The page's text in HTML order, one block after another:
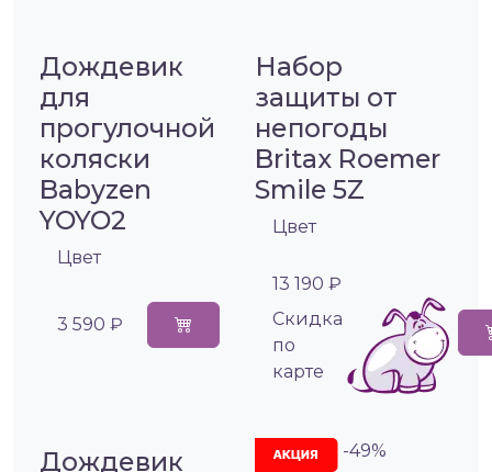
Дождевик
для
прогулочной
коляски
Babyzen
YOYO2
Цвет
3 590 ₽
Набор
защиты от
непогоды
Britax Roemer
Smile 5Z
Цвет
13 190 ₽
Cкидка
по
карте
Дождевик -49%